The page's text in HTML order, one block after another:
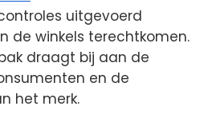
uitgevoerd
de winkels terechtkomen.
draagt bij aan de
en de
het merk.